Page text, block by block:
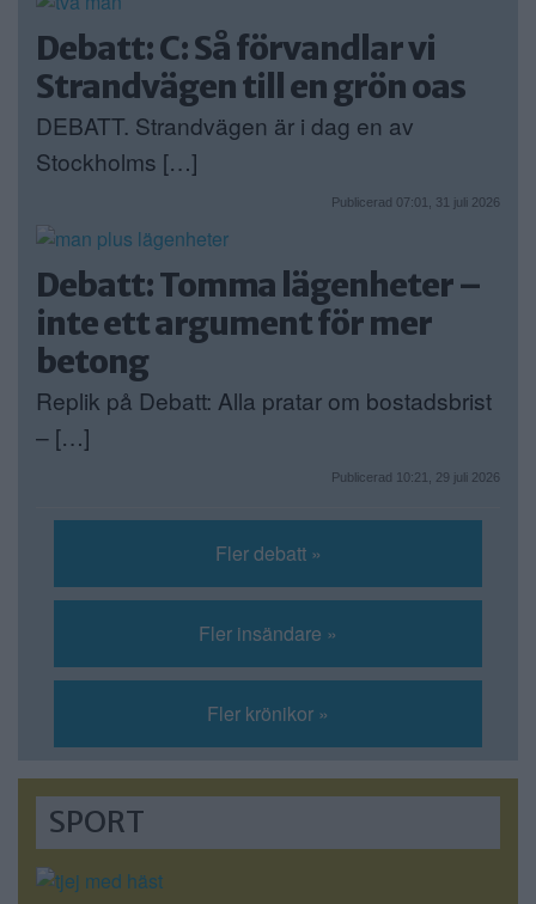
Debatt: C: Så förvandlar vi
Strandvägen till en grön oas
DEBATT. Strandvägen är i dag en av
Stockholms […]
Publicerad 07:01, 31 juli 2026
Debatt: Tomma lägenheter –
inte ett argument för mer
betong
Replik på Debatt: Alla pratar om bostadsbrist
– […]
Publicerad 10:21, 29 juli 2026
Fler debatt »
Fler insändare »
Fler krönikor »
SPORT